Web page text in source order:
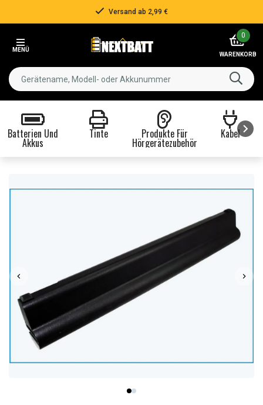
Versand ab 2,99 €
MENÜ
0
WARENKORB
Batterien Und
Akkus
Tinte Produkte Für
Hörgerätezubehör
Kabel
item
item